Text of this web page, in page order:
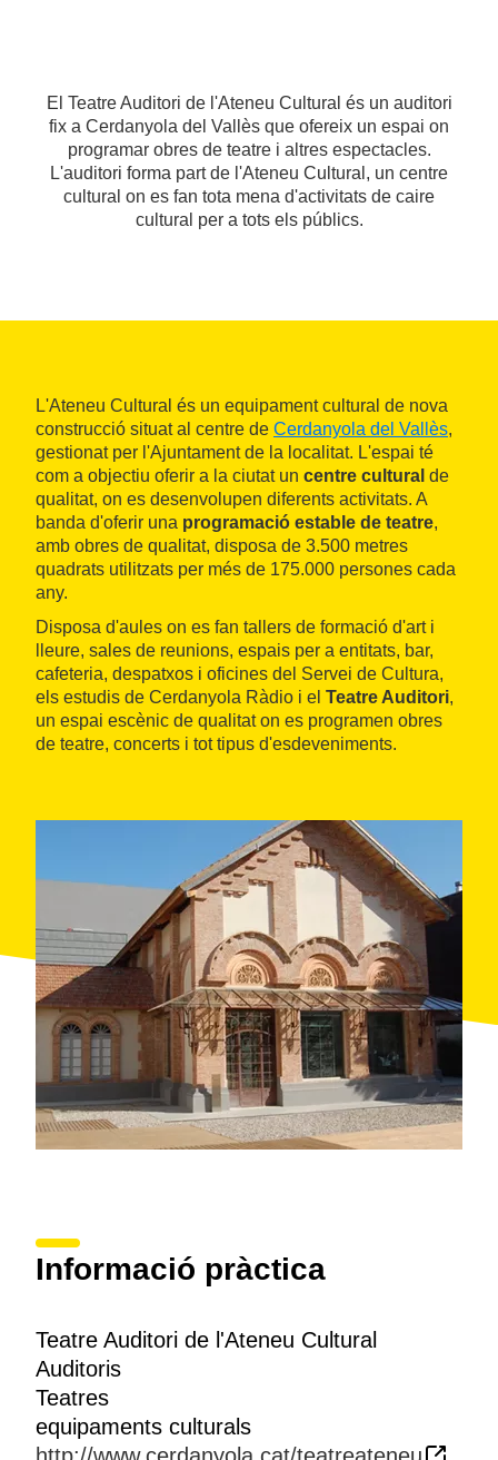
El Teatre Auditori de l'Ateneu Cultural és un auditori
fix a Cerdanyola del Vallès que ofereix un espai on
programar obres de teatre i altres espectacles.
L'auditori forma part de l'Ateneu Cultural, un centre
cultural on es fan tota mena d'activitats de caire
cultural per a tots els públics.
L'Ateneu Cultural és un equipament cultural de nova
construcció situat al centre de Cerdanyola del Vallès,
gestionat per l'Ajuntament de la localitat. L'espai té
com a objectiu oferir a la ciutat un centre cultural de
qualitat, on es desenvolupen diferents activitats. A
banda d'oferir una programació estable de teatre,
amb obres de qualitat, disposa de 3.500 metres
quadrats utilitzats per més de 175.000 persones cada
any.
Disposa d'aules on es fan tallers de formació d'art i
lleure, sales de reunions, espais per a entitats, bar,
cafeteria, despatxos i oficines del Servei de Cultura,
els estudis de Cerdanyola Ràdio i el Teatre Auditori,
un espai escènic de qualitat on es programen obres
de teatre, concerts i tot tipus d'esdeveniments.
Informació pràctica
Teatre Auditori de l'Ateneu Cultural
Auditoris
Teatres
equipaments culturals